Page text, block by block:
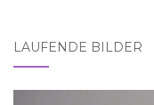
LAUFENDE BILDER